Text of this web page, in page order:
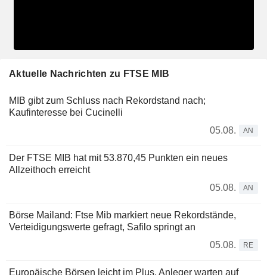
Aktuelle Nachrichten zu FTSE MIB
MIB gibt zum Schluss nach Rekordstand nach;
Kaufinteresse bei Cucinelli
05.08.
AN
Der FTSE MIB hat mit 53.870,45 Punkten ein neues
Allzeithoch erreicht
05.08.
AN
Börse Mailand: Ftse Mib markiert neue Rekordstände,
Verteidigungswerte gefragt, Safilo springt an
05.08.
RE
Europäische Börsen leicht im Plus, Anleger warten auf